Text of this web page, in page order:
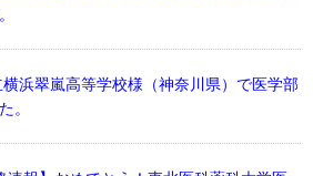
浜翠嵐高等学校様（神奈川県）で医学部
。